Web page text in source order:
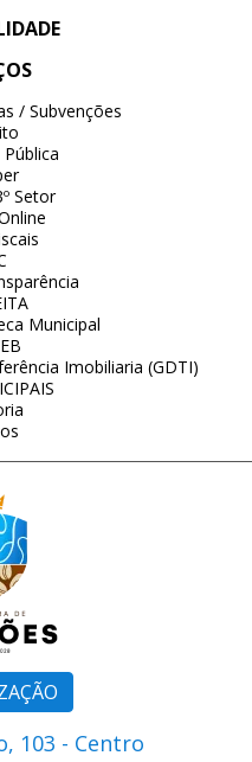
103 - Centro
/ Subvenções
Setor
Municipal
Imobiliaria (GDTI)